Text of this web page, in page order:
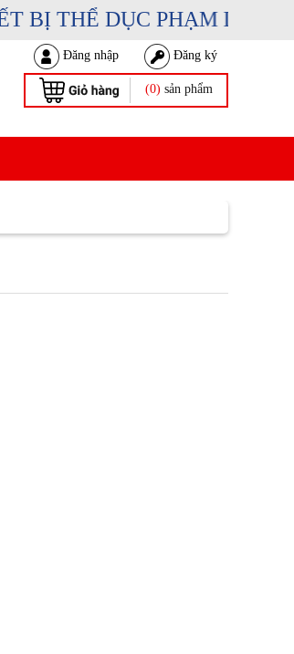
THỂ DỤC PHẠM DUY
Đăng nhập Đăng ký
(0) sản phẩm